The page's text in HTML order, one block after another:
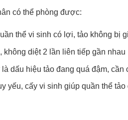
có thể phòng được:
thể vi sinh có lợi, tảo không bị
không diệt 2 lần liên tiếp gần nhau
dấu hiệu tảo đang quá đậm, cần
yếu, cấy vi sinh giúp quần thể